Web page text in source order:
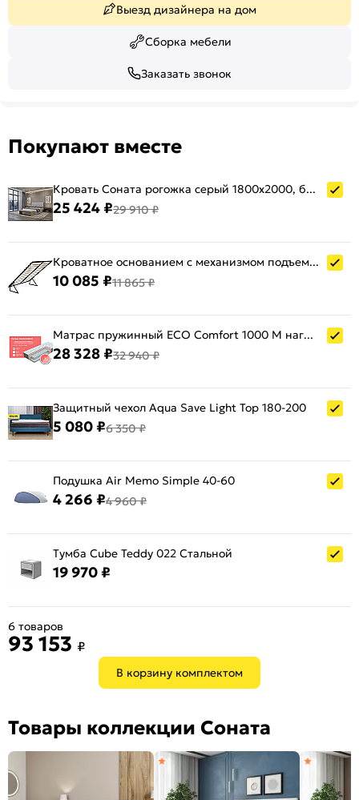
Выезд дизайнера на дом
Сборка мебели
Заказать звонок
Покупают вместе
Кровать Соната рогожка серый 1800x2000, без ортопедического основания, изголовье мягкое
25 424 ₽29 910 ₽
Кроватное основанием с механизмом подъема 180х200
10 085 ₽11 865 ₽
Матрас пружинный ECO Comfort 1000 M нагрузка до 140 кг 1800x2000
28 328 ₽32 940 ₽
Защитный чехол Aqua Save Light Top 180-200
5 080 ₽6 350 ₽
Подушка Air Memo Simple 40-60
4 266 ₽4 960 ₽
Тумба Cube Teddy 022 Стальной
19 970 ₽
В корзину комплектом
6 товаров
93 153 ₽
Товары коллекции Соната